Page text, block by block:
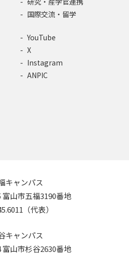
国際交流・留学
YouTube
X
Instagram
ANPIC
キャンパス
富山市五福3190番地
（代表）
キャンパス
富山市杉谷2630番地